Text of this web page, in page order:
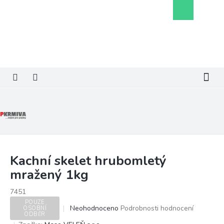
košík
Kachní skelet hrubomletý
mražený 1kg
7451
POUZE
OSOBNÍ
ODBĚR
Průměrné
Neohodnoceno Podrobnosti hodnocení